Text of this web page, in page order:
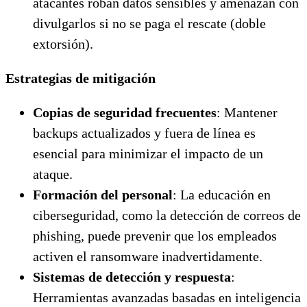
divulgarlos si no se paga el rescate (doble
extorsión).
Estrategias de mitigación
Copias de seguridad frecuentes: Mantener
backups actualizados y fuera de línea es
esencial para minimizar el impacto de un
ataque.
Formación del personal: La educación en
ciberseguridad, como la detección de correos de
phishing, puede prevenir que los empleados
activen el ransomware inadvertidamente.
Sistemas de detección y respuesta:
Herramientas avanzadas basadas en inteligencia